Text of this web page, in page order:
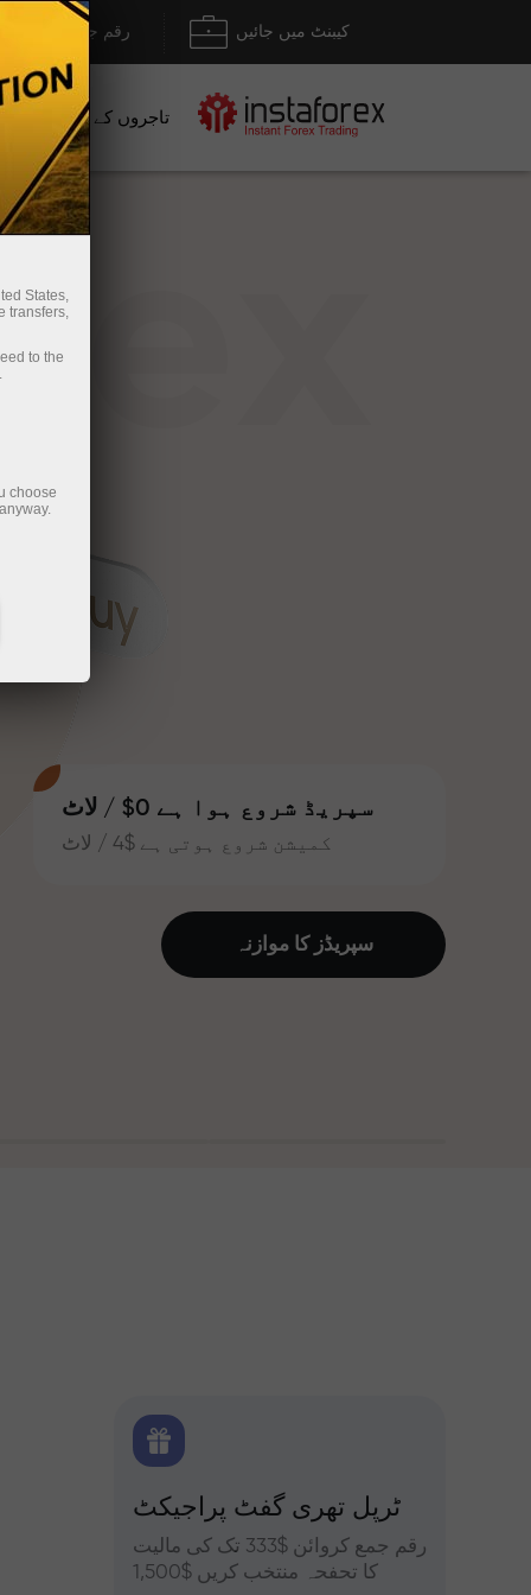
رقم جمع کروانا / کیبنٹ میں جائیں
تاجروں کے لیے
سپریڈ شروع ہوا ہے 0$ / لاٹ
کمیشن شروع ہوتی ہے $4 / لاٹ
سپریڈز کا موازنہ
ٹرپل تھری گفٹ پراجیکٹ
رقم جمع کروائن $333 تک کی مالیت
کا تحفحہ منتخب کریں $1,500
States,
transfers,
to the
choose